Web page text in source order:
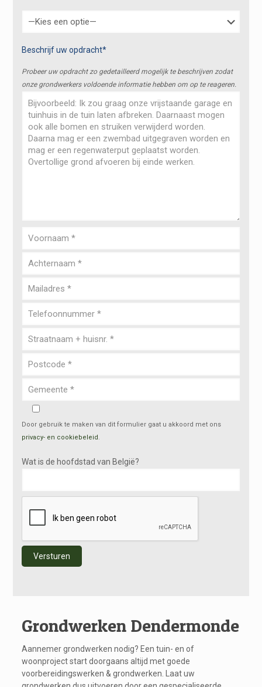
Beschrijf uw opdracht*
Probeer uw opdracht zo gedetailleerd mogelijk te beschrijven zodat
onze grondwerkers voldoende informatie hebben om op te reageren.
Door gebruik te maken van dit formulier gaat u akkoord met ons
privacy- en cookiebeleid.
Wat is de hoofdstad van België?
Grondwerken Dendermonde
Aannemer grondwerken nodig? Een tuin- en of
woonproject start doorgaans altijd met goede
voorbereidingswerken & grondwerken. Laat uw